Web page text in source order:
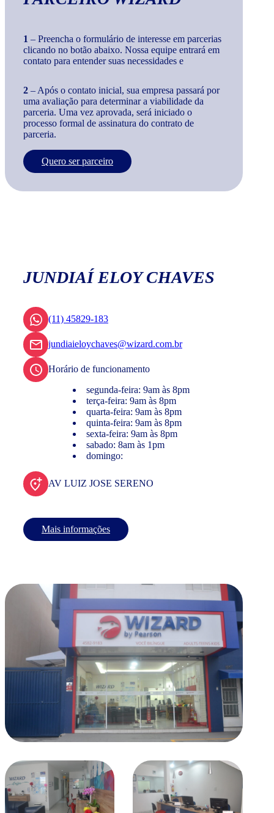
1 – Preencha o formulário de interesse em parcerias
clicando no botão abaixo. Nossa equipe entrará em
contato para entender suas necessidades e
2 – Após o contato inicial, sua empresa passará por
uma avaliação para determinar a viabilidade da
parceria. Uma vez aprovada, será iniciado o
processo formal de assinatura do contrato de
parceria.
Quero ser parceiro
JUNDIAÍ ELOY CHAVES
(11) 45829-183
jundiaieloychaves@wizard.com.br
Horário de funcionamento
segunda-feira: 9am às 8pm
terça-feira: 9am às 8pm
quarta-feira: 9am às 8pm
quinta-feira: 9am às 8pm
sexta-feira: 9am às 8pm
sabado: 8am às 1pm
domingo:
AV LUIZ JOSE SERENO
Mais informações